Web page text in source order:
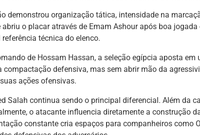
demonstrou organização tática, intensidade na
abriu o placar através de Emam Ashour após boa
técnica do elenco.
de Hossam Hassan, a seleção egípcia aposta
compactação defensiva, mas sem abrir mão da
ações ofensivas.
Salah continua sendo o principal diferencial. Além da
o atacante influencia diretamente a construção
constante cria espaços para companheiros como